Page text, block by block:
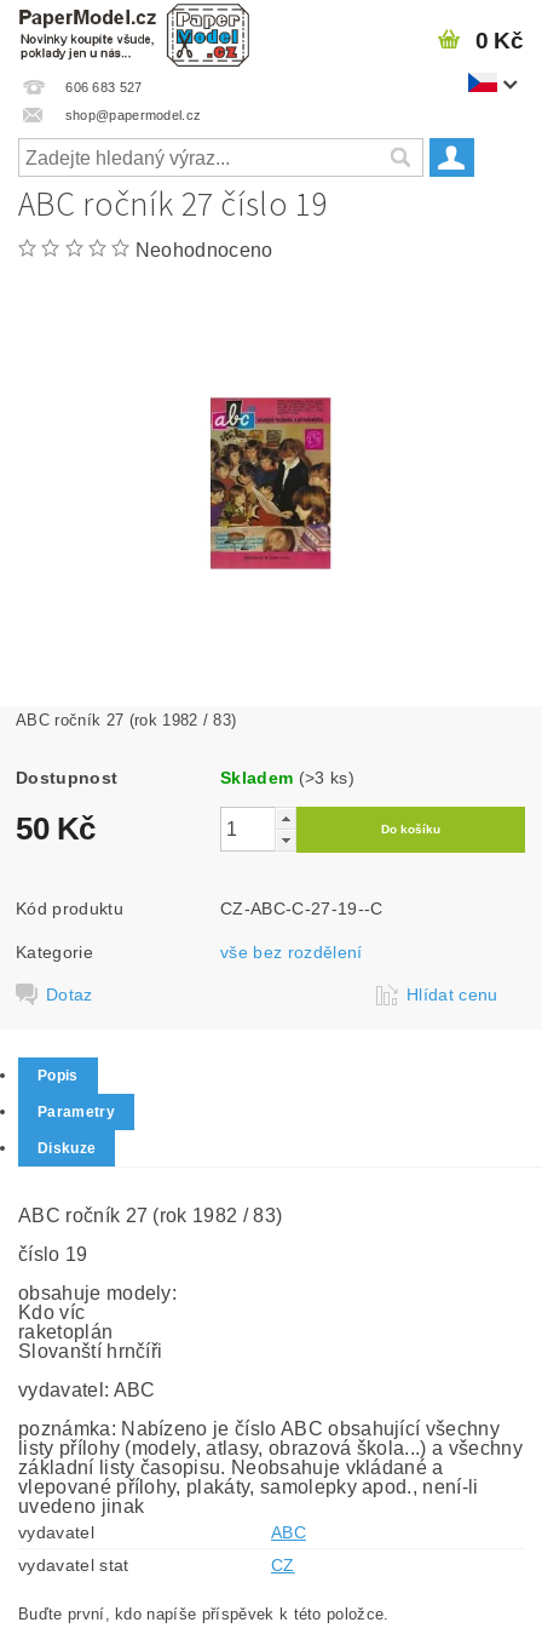
606 683 527
shop@papermodel.cz
0 Kč
ABC ročník 27 číslo 19
Neohodnoceno
ABC ročník 27 (rok 1982 / 83)
Dostupnost Skladem (>3 ks)
50 Kč
Kód produktu CZ-ABC-C-27-19--C
Kategorie vše bez rozdělení
Dotaz Hlídat cenu
Popis
Parametry
Diskuze
ABC ročník 27 (rok 1982 / 83)
číslo 19
obsahuje modely:
Kdo víc
raketoplán
Slovanští hrnčíři
vydavatel: ABC
poznámka: Nabízeno je číslo ABC obsahující všechny
listy přílohy (modely, atlasy, obrazová škola...) a všechny
základní listy časopisu. Neobsahuje vkládané a
vlepované přílohy, plakáty, samolepky apod., není-li
uvedeno jinak
vydavatel
ABC
vydavatel stat
CZ
Buďte první, kdo napíše příspěvek k této položce.